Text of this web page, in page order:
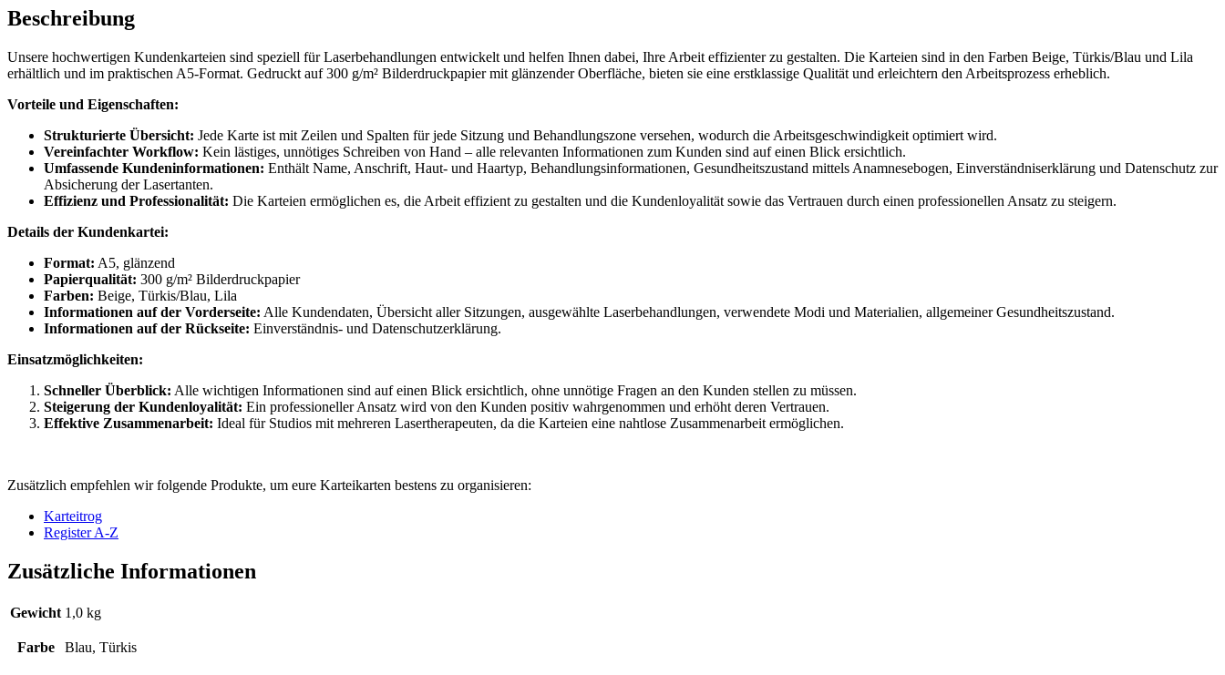
Beschreibung
Unsere hochwertigen Kundenkarteien sind speziell für Laserbehandlungen entwickelt und helfen Ihnen dabei, Ihre Arbeit effizienter zu gestalten. Die Karteien sind in den Farben Beige, Türkis/Blau und Lila
erhältlich und im praktischen A5-Format. Gedruckt auf 300 g/m² Bilderdruckpapier mit glänzender Oberfläche, bieten sie eine erstklassige Qualität und erleichtern den Arbeitsprozess erheblich.
Vorteile und Eigenschaften:
Strukturierte Übersicht: Jede Karte ist mit Zeilen und Spalten für jede Sitzung und Behandlungszone versehen, wodurch die Arbeitsgeschwindigkeit optimiert wird.
Vereinfachter Workflow: Kein lästiges, unnötiges Schreiben von Hand – alle relevanten Informationen zum Kunden sind auf einen Blick ersichtlich.
Umfassende Kundeninformationen: Enthält Name, Anschrift, Haut- und Haartyp, Behandlungsinformationen, Gesundheitszustand mittels Anamnesebogen, Einverständniserklärung und Datenschutz zur
Absicherung der Lasertanten.
Effizienz und Professionalität: Die Karteien ermöglichen es, die Arbeit effizient zu gestalten und die Kundenloyalität sowie das Vertrauen durch einen professionellen Ansatz zu steigern.
Details der Kundenkartei:
Format: A5, glänzend
Papierqualität: 300 g/m² Bilderdruckpapier
Farben: Beige, Türkis/Blau, Lila
Informationen auf der Vorderseite: Alle Kundendaten, Übersicht aller Sitzungen, ausgewählte Laserbehandlungen, verwendete Modi und Materialien, allgemeiner Gesundheitszustand.
Informationen auf der Rückseite: Einverständnis- und Datenschutzerklärung.
Einsatzmöglichkeiten:
Schneller Überblick: Alle wichtigen Informationen sind auf einen Blick ersichtlich, ohne unnötige Fragen an den Kunden stellen zu müssen.
Steigerung der Kundenloyalität: Ein professioneller Ansatz wird von den Kunden positiv wahrgenommen und erhöht deren Vertrauen.
Effektive Zusammenarbeit: Ideal für Studios mit mehreren Lasertherapeuten, da die Karteien eine nahtlose Zusammenarbeit ermöglichen.
Zusätzlich empfehlen wir folgende Produkte, um eure Karteikarten bestens zu organisieren:
Karteitrog
Register A-Z
Zusätzliche Informationen
Gewicht 1,0 kg
Farbe Blau, Türkis